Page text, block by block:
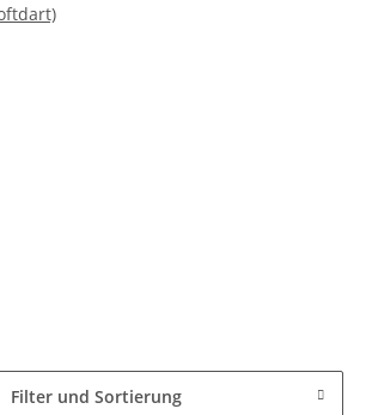
Filter und Sortierung